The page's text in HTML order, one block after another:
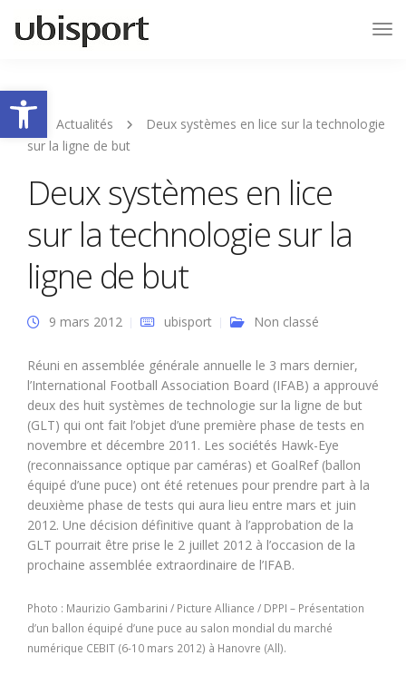
Ouvrir la barre d’outils
Actualités
Deux systèmes en lice sur la technologie
sur la ligne de but
Deux systèmes en lice
sur la technologie sur la
ligne de but
9 mars 2012 ubisport Non classé
Réuni en assemblée générale annuelle le 3 mars dernier,
l’International Football Association Board (IFAB) a approuvé
deux des huit systèmes de technologie sur la ligne de but
(GLT) qui ont fait l’objet d’une première phase de tests en
novembre et décembre 2011. Les sociétés Hawk-Eye
(reconnaissance optique par caméras) et GoalRef (ballon
équipé d’une puce) ont été retenues pour prendre part à la
deuxième phase de tests qui aura lieu entre mars et juin
2012. Une décision définitive quant à l’approbation de la
GLT pourrait être prise le 2 juillet 2012 à l’occasion de la
prochaine assemblée extraordinaire de l’IFAB.
Photo : Maurizio Gambarini / Picture Alliance / DPPI – Présentation
d’un ballon équipé d’une puce au salon mondial du marché
numérique CEBIT (6-10 mars 2012) à Hanovre (All).